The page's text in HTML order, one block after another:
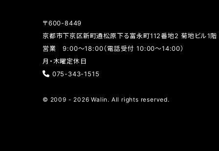
〒600-8449
京都市下京区新町通松原下る富永町112番地2 菊地ビル1階
営業 9:00～18:00（電話受付 10:00～14:00）
月・木曜定休日
075-343-1515
© 2009 - 2026 Walin. All rights reserved.